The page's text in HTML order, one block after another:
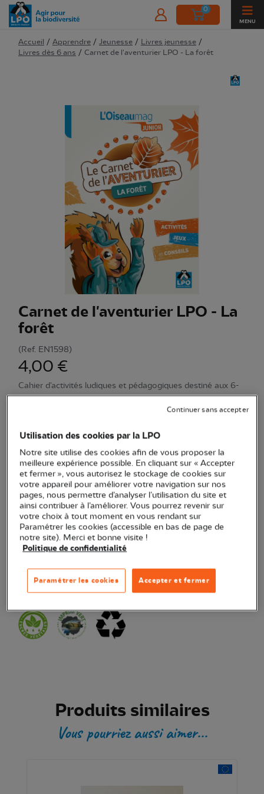
0
MENU
Accueil / Apprendre / Jeunesse / Livres jeunesse /
Livres dès 6 ans / Carnet de l'aventurier LPO - La forêt
Carnet de l'aventurier LPO - La
forêt
(Ref. EN1598)
4,00 €
Cahier d'activités ludiques et pédagogiques destiné aux 6-
Quantité
En stock
Ajouter au panier
Transaction sécurisée
Produits similaires
Vous pourriez aussi aimer...
Utilisation des cookies par la LPO
Notre site utilise des cookies afin de vous proposer la
meilleure expérience possible. En cliquant sur « Accepter
et fermer », vous autorisez le stockage de cookies sur
votre appareil pour améliorer votre navigation sur nos
pages, nous permettre d’analyser l’utilisation du site et
ainsi contribuer à l’améliorer. Vous pourrez revenir sur
votre choix à tout moment en vous rendant sur
Paramétrer les cookies (accessible en bas de page de
notre site). Merci et bonne visite !
Politique de confidentialité
Accepter et fermer
Paramétrer les cookies
Continuer sans accepter